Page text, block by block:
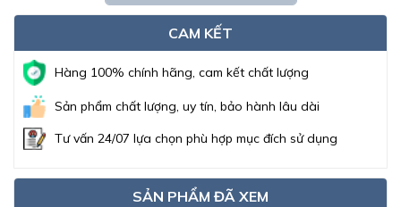
CAM KẾT
Hàng 100% chính hãng, cam kết chất lượng
Sản phẩm chất lượng, uy tín, bảo hành lâu dài
Tư vấn 24/07 lựa chọn phù hợp mục đích sử dụng
SẢN PHẨM ĐÃ XEM